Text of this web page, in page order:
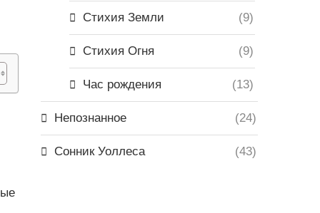
Стихия Земли (9)
Стихия Огня (9)
Час рождения (13)
Непознанное (24)
Сонник Уоллеса (43)